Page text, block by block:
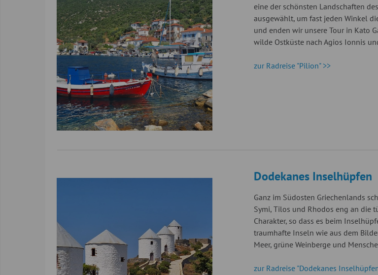
eine der schönsten Landschaften
ausgewählt, um fast jeden Winkel
und enden wir unsere Tour in Kato
wilde Ostküste nach Agios Ionnis
zur Radreise "Pilion" >>
Dodekanes Inselhüpfen
Ganz im Südosten Griechenlands
Symi, Tilos und Rhodos eng an die
Charakter, so dass es beim
traumhafte Inseln wie aus dem
Meer, grüne Weinberge und
zur Radreise "Dodekanes